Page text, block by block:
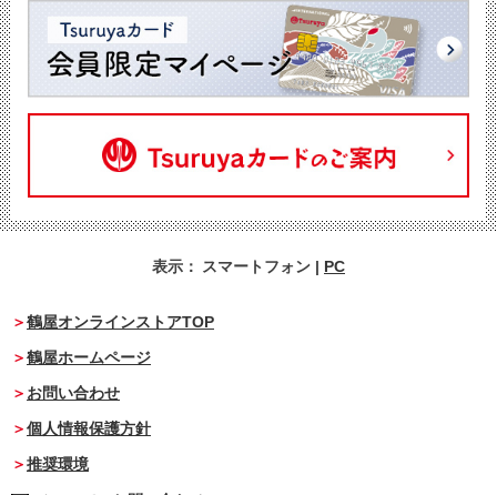
表示： スマートフォン | PC
鶴屋オンラインストアTOP
鶴屋ホームページ
お問い合わせ
個人情報保護方針
推奨環境